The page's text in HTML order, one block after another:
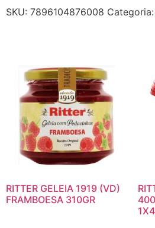
SKU: 7896104876008 Categoria:
RITTER GELEIA 1919 (VD)
FRAMBOESA 310GR